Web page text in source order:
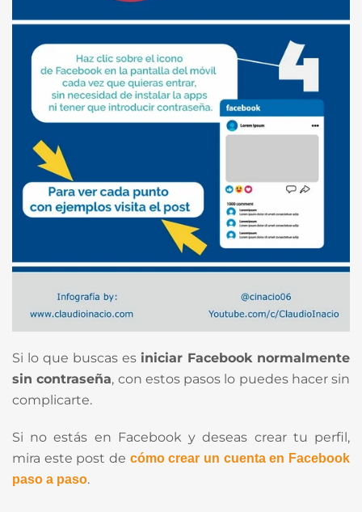
Si lo que buscas es iniciar Facebook normalmente
sin contraseña, con estos pasos lo puedes hacer sin
complicarte.
Si no estás en Facebook y deseas crear tu perfil,
mira este post de cómo crear un cuenta en Facebook
paso a paso.